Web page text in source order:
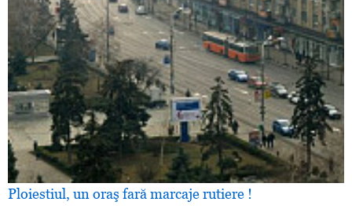
Ploiestiul, un oraş fară marcaje rutiere !